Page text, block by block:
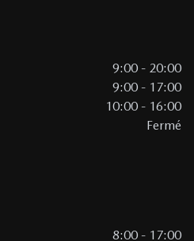
9:00 - 20:00
9:00 - 17:00
10:00 - 16:00
Fermé
8:00 - 17:00